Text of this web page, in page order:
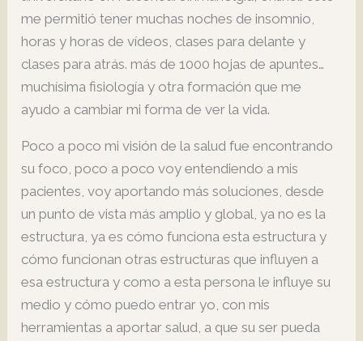
me permitió tener muchas noches de insomnio,
horas y horas de vídeos, clases para delante y
clases para atrás. más de 1000 hojas de apuntes…
muchísima fisiología y otra formación que me
ayudo a cambiar mi forma de ver la vida.
Poco a poco mi visión de la salud fue encontrando
su foco, poco a poco voy entendiendo a mis
pacientes, voy aportando más soluciones, desde
un punto de vista más amplio y global, ya no es la
estructura, ya es cómo funciona esta estructura y
cómo funcionan otras estructuras que influyen a
esa estructura y como a esta persona le influye su
medio y cómo puedo entrar yo, con mis
herramientas a aportar salud, a que su ser pueda